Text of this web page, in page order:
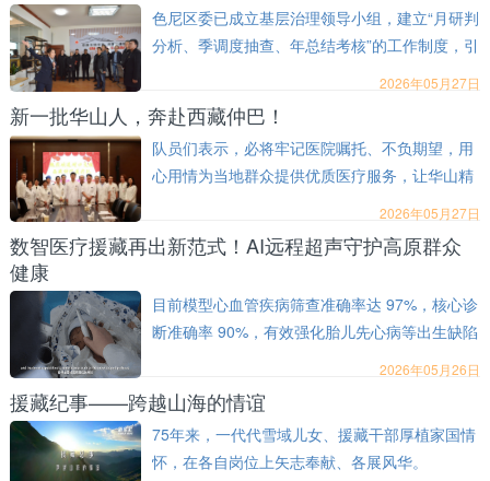
色尼区委已成立基层治理领导小组，建立“月研判
分析、季调度抽查、年总结考核”的工作制度，引
入群众满意度测评，把评价权交给群众。2026年05月27日
新一批华山人，奔赴西藏仲巴！
队员们表示，必将牢记医院嘱托、不负期望，用
心用情为当地群众提供优质医疗服务，让华山精
2026年05月27日
数智医疗援藏再出新范式！AI远程超声守护高原群众
健康
目前模型心血管疾病筛查准确率达 97%，核心诊
断准确率 90%，有效强化胎儿先心病等出生缺陷
早筛早诊早治水平，切实筑牢西藏妇幼健康精准
2026年05月26日
援藏纪事——跨越山海的情谊
75年来，一代代雪域儿女、援藏干部厚植家国情
怀，在各自岗位上矢志奉献、各展风华。